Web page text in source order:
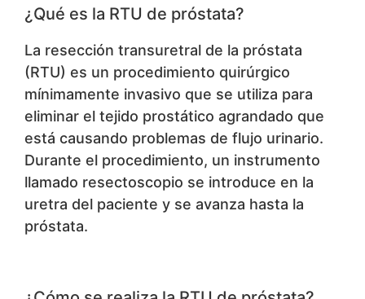
¿Qué es la RTU de próstata?
La resección transuretral de la próstata
(RTU) es un procedimiento quirúrgico
mínimamente invasivo que se utiliza para
eliminar el tejido prostático agrandado que
está causando problemas de flujo urinario.
Durante el procedimiento, un instrumento
llamado resectoscopio se introduce en la
uretra del paciente y se avanza hasta la
próstata.